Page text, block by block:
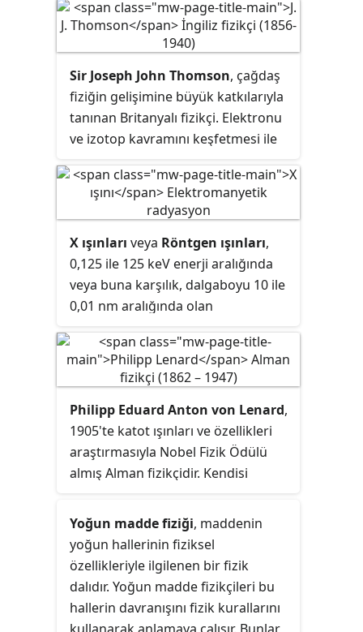
tarafından, elektronların parçacık
olarak tanımlamasından kısa bir
süre sonra atomun çekirdeğinin
keşfinden önce 1904 yılında ortaya
atıldı. Aynı zamandaüzümlü kek
modeliolarak da bilinen bu model
atomdaki negatif yüklü
parçacıkların yerini ve atomların
yüksüzlüğünü açıklamaktadır:
Modele göre atomda pozitif yüklü
bir gövdenin içinde bir kekin
içindeki üzümler gibi negatif yüklü
elektronlar homojen olarak
dağılmıştır.
Sir Joseph John Thomson, çağdaş
fiziğin gelişimine büyük katkılarıyla
tanınan Britanyalı fizikçi. Elektronu
ve izotop kavramını keşfetmesi ile
bilinir. Gazların elektriksel iletkenliği
üzerindeki çalışmaları ve elektronu
keşfinden dolayı 1906'da Nobel Fizik
Ödülü ile ödüllendirilmiştir.
X ışınları veya Röntgen ışınları,
0,125 ile 125 keV enerji aralığında
veya buna karşılık, dalgaboyu 10 ile
0,01 nm aralığında olan
foton demetidir. 30 ile 30.000 PHz
15
hertz) aralığındaki titreşim
özellikle tıpta tanısal amaçlarla
kullanılmaktadırlar. İyonlaştırıcı
radyasyon sınıfına dahil
olduklarından zararlı olabilirler. X
Röntgen tarafından Crookes tüpü
(Hittorf veya Lenard tüpleri ile de)
ile yaptığı deneyler sonucunda
keşfedilmiştir. Klasik fizik sınırları
içinde, X-ışınları aynı görünür ışık
gibi bir elektromanyetik dalga olup,
Philipp Eduard Anton von Lenard,
1905'te katot ışınları ve özellikleri
araştırmasıyla Nobel Fizik Ödülü
almış Alman fizikçidir. Kendisi
bir Nazi ideoloji savunucusudur.
1920'lerde Adolf Hitler'i
desteklemiş ve Nazi döneminde
“Deutsche Physik” hareketinde
önemli bir rol-model olmuştur.
Yoğun madde fiziği, maddenin
yoğun hallerinin fiziksel
özellikleriyle ilgilenen bir fizik
dalıdır. Yoğun madde fizikçileri bu
hallerin davranışını fizik kurallarını